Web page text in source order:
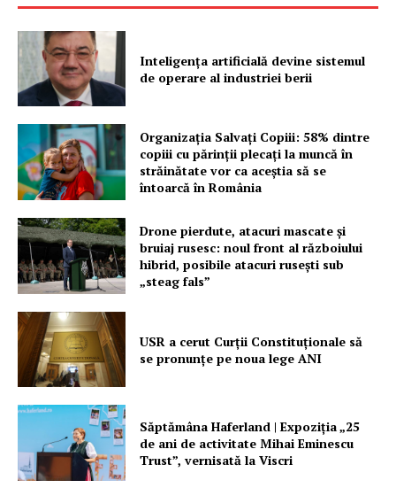
Inteligența artificială devine sistemul
de operare al industriei berii
Organizația Salvați Copiii: 58% dintre
copiii cu părinții plecați la muncă în
străinătate vor ca aceștia să se
întoarcă în România
Drone pierdute, atacuri mascate și
bruiaj rusesc: noul front al războiului
hibrid, posibile atacuri rusești sub
„steag fals”
USR a cerut Curții Constituționale să
se pronunțe pe noua lege ANI
Săptămâna Haferland | Expoziţia „25
de ani de activitate Mihai Eminescu
Trust”, vernisată la Viscri